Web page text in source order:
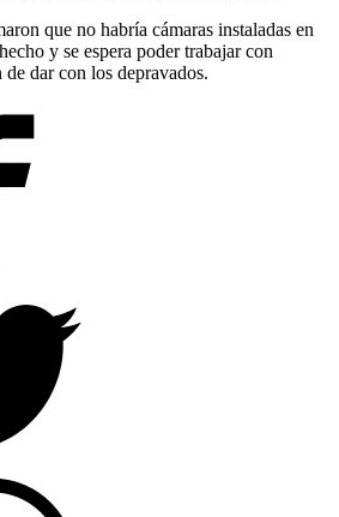
que no habría cámaras instaladas en
y se espera poder trabajar con
dar con los depravados.